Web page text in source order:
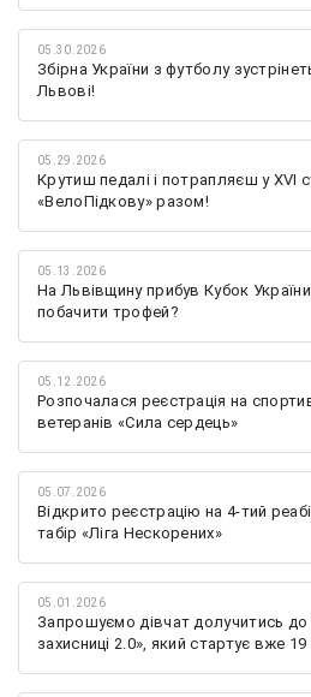
05.30.2026
Збірна України з футболу
Львові!
05.29.2026
Крутиш педалі і потрапляєш у XVI
«ВелоПідкову» разом!
05.13.2026
На Львівщину прибув Кубок
побачити трофей?
05.12.2026
Розпочалася реєстрація на
ветеранів «Сила сердець»
05.07.2026
Відкрито реєстрацію на 4-тий
табір «Ліга Нескорених»
05.01.2026
Запрошуємо дівчат долучитись до
захисниці 2.0», який стартує вже